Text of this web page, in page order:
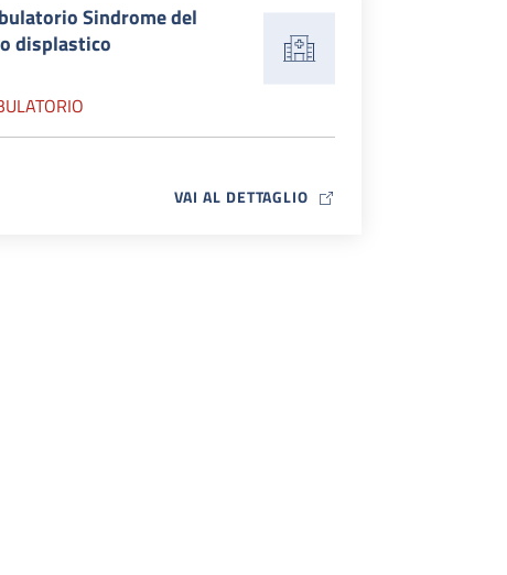
Sindrome del
displastico
VAI AL DETTAGLIO MAP ICON